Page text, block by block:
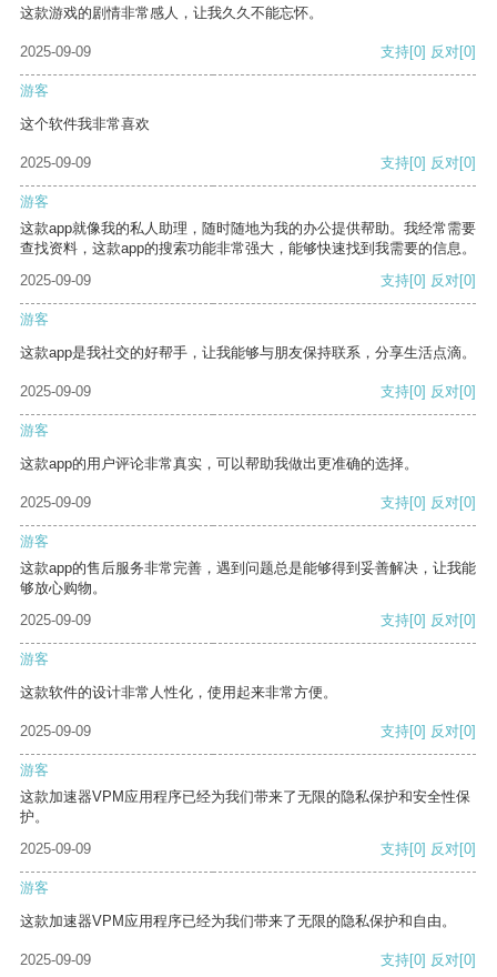
这款游戏的剧情非常感人，让我久久不能忘怀。
2025-09-09 支持[0] 反对[0]
游客
这个软件我非常喜欢
2025-09-09 支持[0] 反对[0]
游客
这款app就像我的私人助理，随时随地为我的办公提供帮助。我经常需要
查找资料，这款app的搜索功能非常强大，能够快速找到我需要的信息。
2025-09-09
支持[0] 反对[0]
游客
这款app是我社交的好帮手，让我能够与朋友保持联系，分享生活点滴。
2025-09-09 支持[0] 反对[0]
游客
这款app的用户评论非常真实，可以帮助我做出更准确的选择。
2025-09-09 支持[0] 反对[0]
游客
这款app的售后服务非常完善，遇到问题总是能够得到妥善解决，让我能
够放心购物。
2025-09-09
支持[0] 反对[0]
游客
这款软件的设计非常人性化，使用起来非常方便。
2025-09-09 支持[0] 反对[0]
游客
这款加速器VPM应用程序已经为我们带来了无限的隐私保护和安全性保
护。
2025-09-09
支持[0] 反对[0]
游客
这款加速器VPM应用程序已经为我们带来了无限的隐私保护和自由。
2025-09-09 支持[0] 反对[0]